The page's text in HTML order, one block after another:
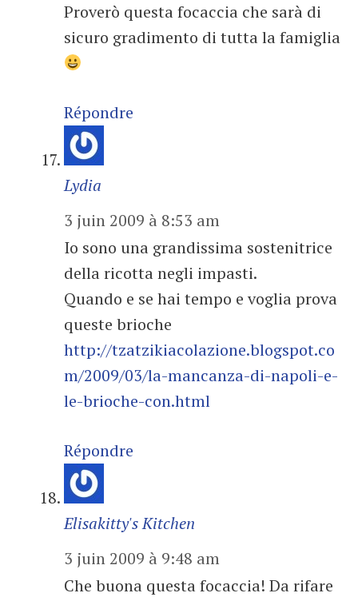
Proverò questa focaccia che sarà di
sicuro gradimento di tutta la famiglia
Répondre
Lydia
3 juin 2009 à 8:53 am
Io sono una grandissima sostenitrice
della ricotta negli impasti.
Quando e se hai tempo e voglia prova
queste brioche
http://tzatzikiacolazione.blogspot.co
m/2009/03/la-mancanza-di-napoli-e-
le-brioche-con.html
Répondre
Elisakitty's Kitchen
3 juin 2009 à 9:48 am
Che buona questa focaccia! Da rifare